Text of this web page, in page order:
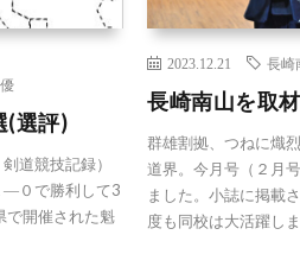
優
(選評)
道競技記録）
―０で勝利して3
で開催された魁
2023.12.21 長崎
長崎南山を取
群雄割拠、つねに熾
道界。今月号（２月
ました。小誌に掲載
度も同校は大活躍し